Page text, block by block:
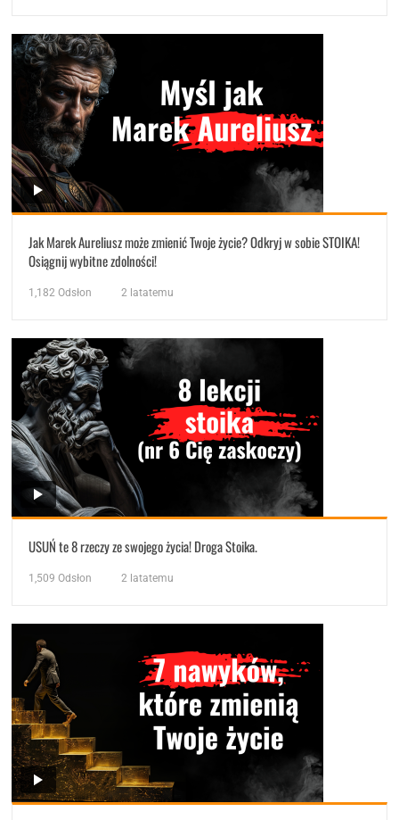
Jak Marek Aureliusz może zmienić Twoje życie? Odkryj w sobie STOIKA!
Osiągnij wybitne zdolności!
1,182 Odsłon 2 latatemu
USUŃ te 8 rzeczy ze swojego życia! Droga Stoika.
1,509 Odsłon 2 latatemu